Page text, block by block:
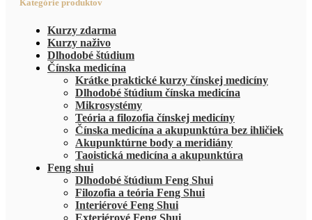
Kategórie produktov
Kurzy zdarma
Kurzy naživo
Dlhodobé štúdium
Čínska medicína
Krátke praktické kurzy čínskej medicíny
Dlhodobé štúdium čínska medicína
Mikrosystémy
Teória a filozofia čínskej medicíny
Čínska medicína a akupunktúra bez ihličiek
Akupunktúrne body a meridiány
Taoistická medicína a akupunktúra
Feng shui
Dlhodobé štúdium Feng Shui
Filozofia a teória Feng Shui
Interiérové Feng Shui
Exteriérové Feng Shui